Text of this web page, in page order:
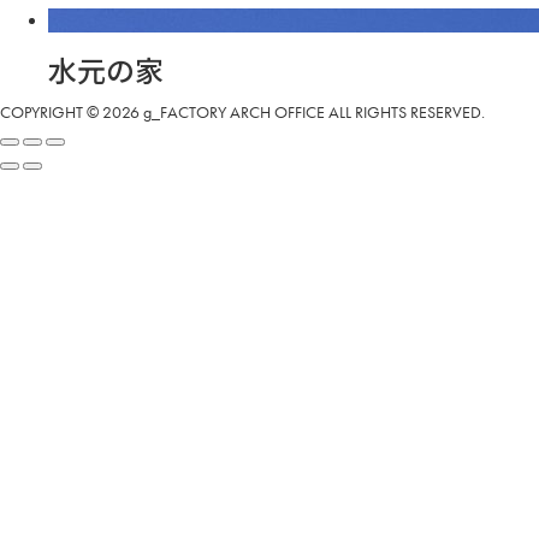
水元の家
COPYRIGHT © 2026 g_FACTORY ARCH OFFICE ALL RIGHTS RESERVED.